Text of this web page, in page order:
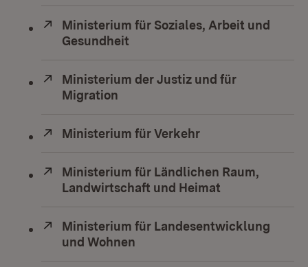
Extern:
Ministerium für Soziales, Arbeit und
Gesundheit
Extern:
Ministerium der Justiz und für
Migration
Extern:
Ministerium für Verkehr
Extern:
Ministerium für Ländlichen Raum,
Landwirtschaft und Heimat
Extern:
Ministerium für Landesentwicklung
und Wohnen